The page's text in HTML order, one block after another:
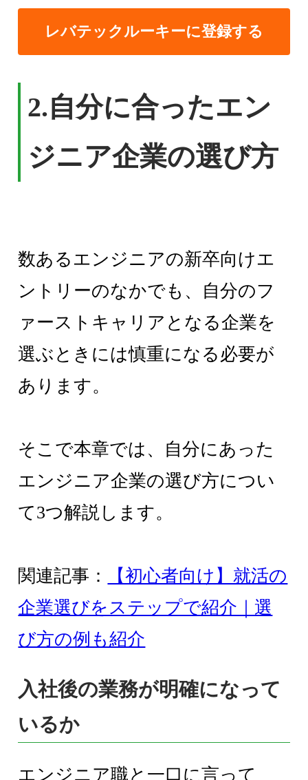
レバテックルーキーに登録する
2.自分に合ったエン
ジニア企業の選び方
数あるエンジニアの新卒向けエ
ントリーのなかでも、自分のフ
ァーストキャリアとなる企業を
選ぶときには慎重になる必要が
あります。
そこで本章では、自分にあった
エンジニア企業の選び方につい
て3つ解説します。
関連記事：
【初心者向け】就活の
企業選びをステップで紹介｜選
び方の例も紹介
入社後の業務が明確になって
いるか
エンジニア職と一口に言って